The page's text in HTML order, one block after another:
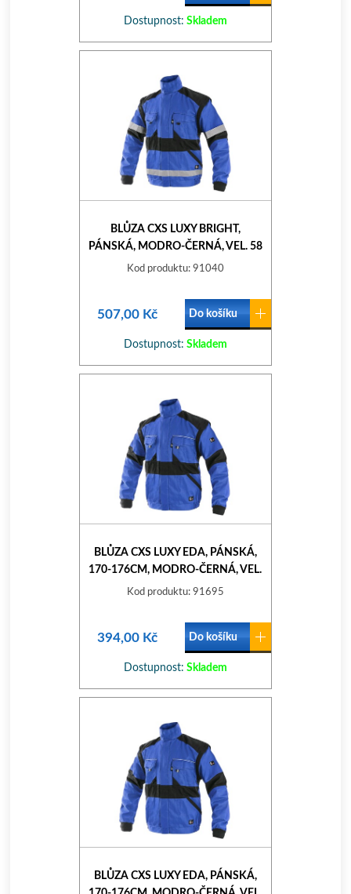
Dostupnost: Skladem
BLŮZA CXS LUXY BRIGHT,
PÁNSKÁ, MODRO-ČERNÁ, VEL. 58
Kod produktu: 91040
507,00 Kč Do košíku
Dostupnost: Skladem
BLŮZA CXS LUXY EDA, PÁNSKÁ,
170-176CM, MODRO-ČERNÁ, VEL.
52
Kod produktu: 91695
394,00 Kč Do košíku
Dostupnost: Skladem
BLŮZA CXS LUXY EDA, PÁNSKÁ,